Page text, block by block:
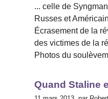
... celle de
Russes et
Écrasement de la
des victimes de la
Photos du
Quand Staline